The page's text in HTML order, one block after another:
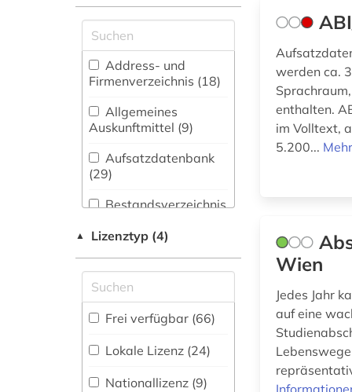
Vermessungswesen
(29)
Biologie,
Biotechnologie (15)
Buch- und
Bibliothekswesen,
Informationswissenschaft
(441)
Chemie und
Elektrotechnik,
Elektronik,
Nachrichtentechnik (13)
Energietechnik (13)
Ethnologie (35)
Geographie (28)
adreßbuch (2)
afrika (1)
akademie der
bildenden künste (1)
albrecht (1)
allgemeines
bibliothekswesen (1)
altbestand (2)
alte drucke (2)
alte landesschule
korbach (1)
Address- und
Firmenverzeichnis (18)
Allgemeines
Auskunftmittel (9)
Aufsatzdatenbank
(29)
Bestandsverzeichnis
Buchhandelsverzeichnis
Disziplinäre
Repositorien (1
▲ Lizenztyp (4)
Frei verfügbar (66)
Lokale Lizenz (24)
Nationallizenz (9)
werden ca.
enthalten.
im Volltext,
5.200...
Wien
Jedes Jahr
auf eine